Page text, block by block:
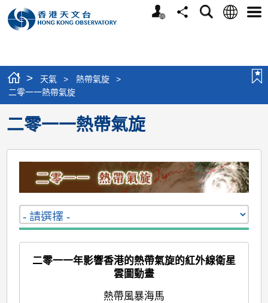
個
分
搜
語
選
> 天氣 > 熱帶氣旋
>
二零一一熱帶氣旋
二零一一熱帶氣旋
二零一一年影響香港的熱帶氣旋的紅外線衛星
雲圖動畫
熱帶風暴海馬